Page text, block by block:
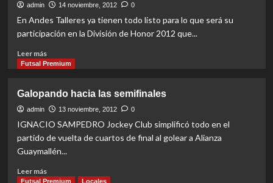
tiene
el
equipo
admin 14 noviembre, 2012 0
En Andes Talleres ya tienen todo listo para lo que será su
participación en la División de Honor 2012 que...
Leer másRead
more
Talleres
tienen
objetivos
diferentes
Futsal Premium
Galopando hacia las semifinales
admin 13 noviembre, 2012 0
IGNACIO SAMPEDRO Jockey Club simplificó todo en el
partido de vuelta de cuartos de final al golear a Alianza
Guaymallén...
Leer másRead
more
Futsal Premium Locales